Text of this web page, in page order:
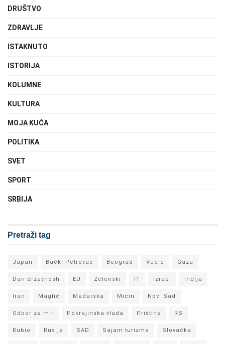
DRUŠTVO
ZDRAVLJE
ISTAKNUTO
ISTORIJA
KOLUMNE
KULTURA
MOJA KUĆA
POLITIKA
SVET
SPORT
SRBIJA
Pretraži tag
Japan Bački Petrovac Beograd Vučić Gaza
Dan državnosti EU Zelenski IT Izrael Indija
Iran Maglić Mađarska Mićin Novi Sad
Odbor za mir Pokrajinska vlada Priština RS
Rubio Rusija SAD Sajam turizma Slovačka